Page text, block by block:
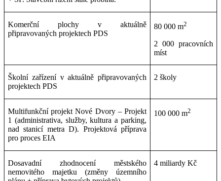
Komerční plochy v aktuálně
připravovaných projektech PDS
80 000 m2
2 000 pracovních
míst
Školní zařízení v aktuálně připravovaných
projektech PDS
2 školy
Multifunkční projekt Nové Dvory – Projekt
1 (administrativa, služby, kultura a parking,
nad stanicí metra D). Projektová příprava
pro proces EIA
100 000 m2
Dosavadní zhodnocení městského
nemovitého majetku (změny územního
4 miliardy Kč